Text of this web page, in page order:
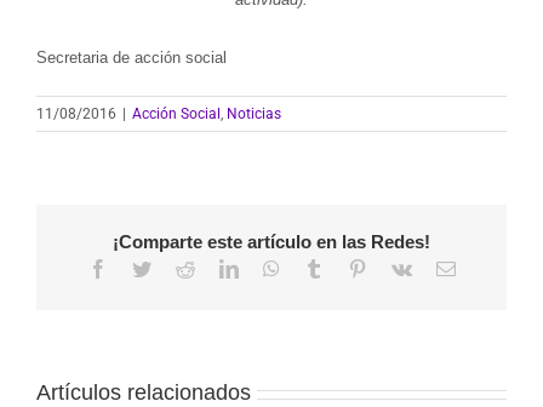
Secretaria de acción social
11/08/2016 | Acción Social Noticias
¡Comparte este artículo en las Redes!
Facebook
TwitterRedditLinkedInWhatsApp
Tumblr Pinterest
Vk
Correo
Artículos relacionados